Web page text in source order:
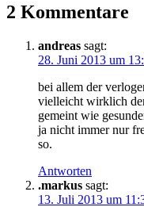
2 Kommentare
andreas sagt:
28. Juni 2013 um
bei allem der
vielleicht wirklich
gemeint wie
ja nicht immer nur
so.
Antworten
.markus sagt:
13. Juli 2013 um